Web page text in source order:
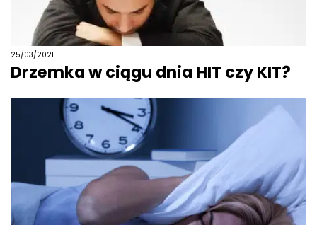
25/03/2021
Drzemka w ciągu dnia HIT czy KIT?